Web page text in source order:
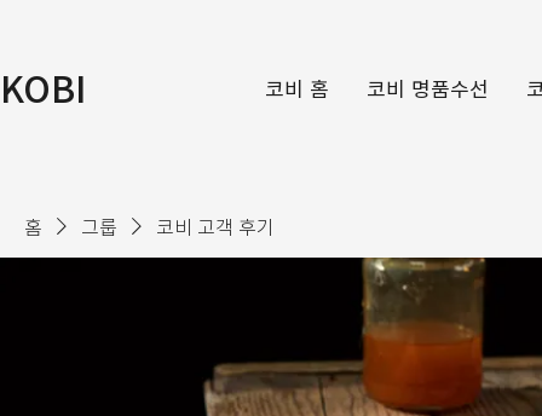
KOBI 코비 홈 코비 명품수선
홈 그룹 코비 고객 후기